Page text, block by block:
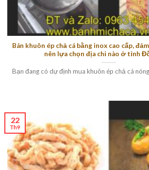
Bán khuôn ép chả cá bằng inox cao cấp,
nên lựa chọn địa chỉ nào ở tỉnh
Bạn đang có dự định mua khuôn ép chả cá
22
Th9